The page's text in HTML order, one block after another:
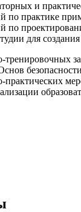
и
по практике
по
для
тренировочных
практических